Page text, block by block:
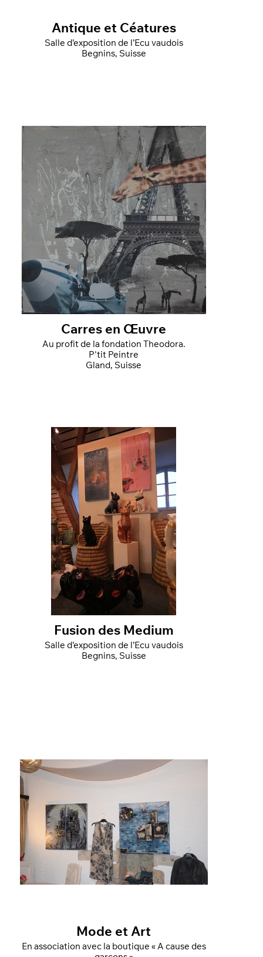
Antique et Céatures
Salle d’exposition de l’Ecu vaudois
Begnins, Suisse
Carres en Œuvre
Au profit de la fondation Theodora.
P'tit Peintre
Gland, Suisse
Fusion des Medium
Salle d’exposition de l’Ecu vaudois
Begnins, Suisse
Mode et Art
En association avec la boutique « A cause des